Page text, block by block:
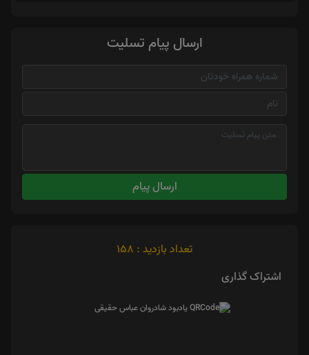
ارسال پیام تسلیت
ارسال پیام
تعداد بازدید : 158
اشتراک گذاری